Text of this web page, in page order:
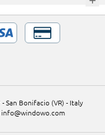
San Bonifacio (VR) - Italy
info@windowo.com